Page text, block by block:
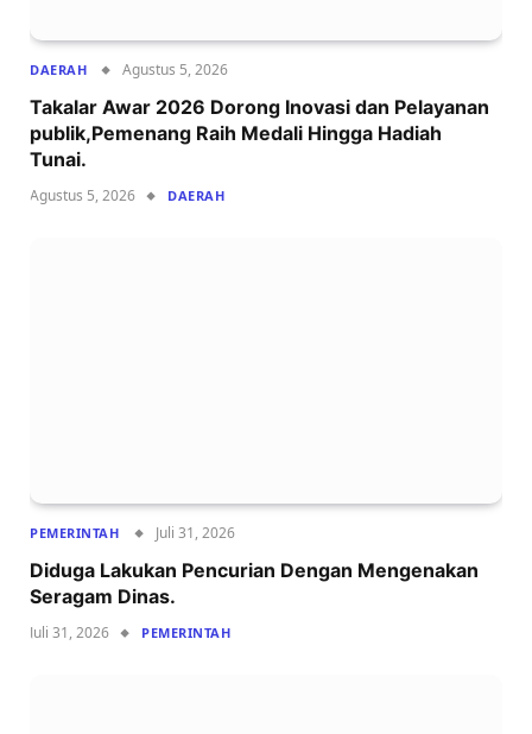
DAERAH Agustus 5, 2026
Takalar Awar 2026 Dorong Inovasi dan Pelayanan
publik,Pemenang Raih Medali Hingga Hadiah
Tunai.
Agustus 5, 2026 DAERAH
PEMERINTAH Juli 31, 2026
Diduga Lakukan Pencurian Dengan Mengenakan
Seragam Dinas.
Juli 31, 2026 PEMERINTAH